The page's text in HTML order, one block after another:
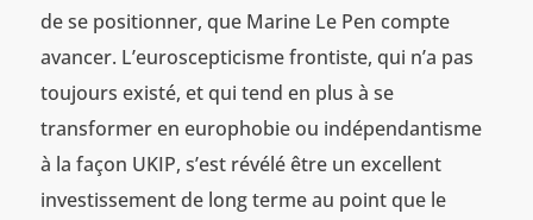
de se positionner, que Marine Le Pen compte
avancer. L’euroscepticisme frontiste, qui n’a pas
toujours existé, et qui tend en plus à se
transformer en europhobie ou indépendantisme
à la façon UKIP, s’est révélé être un excellent
investissement de long terme au point que le